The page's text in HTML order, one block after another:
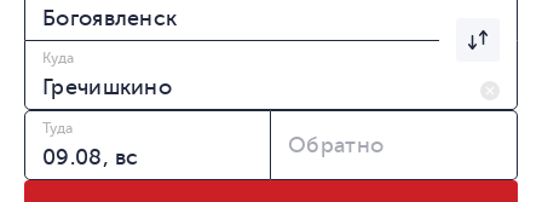
Куда
Туда
Обратно